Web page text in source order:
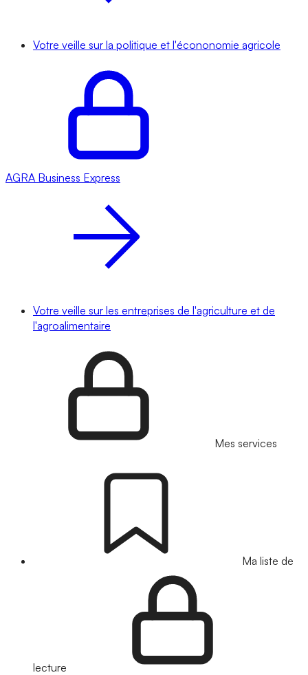
Votre veille sur la politique et l'écononomie agricole
AGRA Business Express
Votre veille sur les entreprises de l'agriculture et de
l'agroalimentaire
Mes services
Ma liste de
lecture